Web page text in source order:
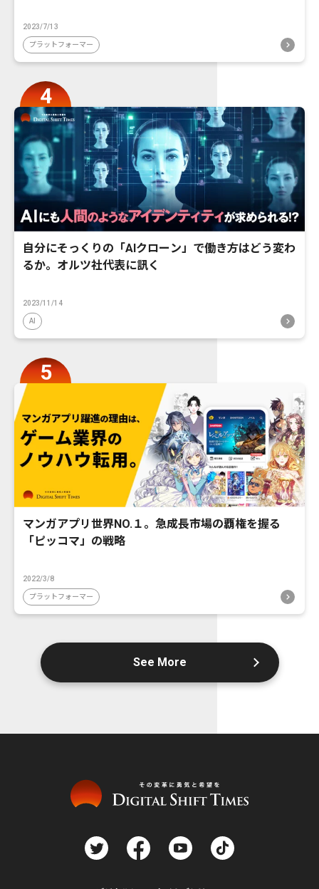
2023/7/13
プラットフォーマー
自分にそっくりの「AIクローン」で働き方はどう変わ
るか。オルツ社代表に訊く
2023/11/14
AI
マンガアプリ世界NO.１。急成長市場の覇権を握る
「ピッコマ」の戦略
2022/3/8
プラットフォーマー
See More